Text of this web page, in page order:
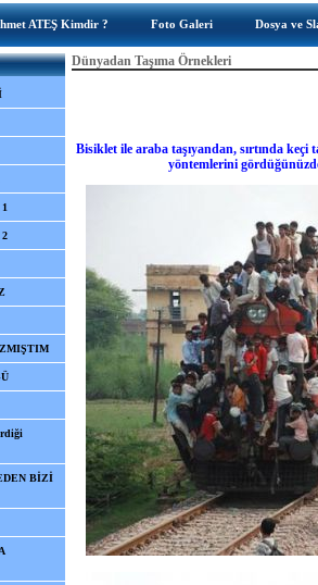
ATEŞ Kimdir ? Foto Galeri Dosya ve
BİZİ
Dünyadan Taşıma Örnekleri
Bisiklet ile araba taşıyandan, sırtında
yöntemlerini